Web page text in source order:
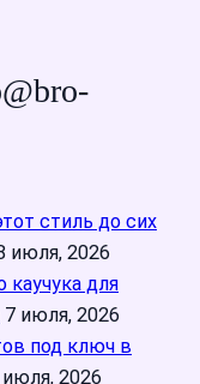
стиль до сих
июля, 2026
каучука для
7 июля, 2026
под ключ в
2026